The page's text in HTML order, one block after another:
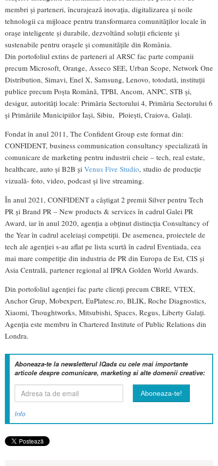
membri şi parteneri, încurajează inovaţia, digitalizarea şi noile
tehnologii ca mijloace pentru transformarea comunităţilor locale în
oraşe inteligente şi durabile, dezvoltând soluţii eficiente şi
sustenabile pentru oraşele şi comunităţile din România.
Din portofoliul extins de parteneri al ARSC fac parte companii
precum Microsoft, Orange, Asseco SEE, Urban Scope, Network One
Distribution, Simavi, Enel X, Samsung, Lenovo, totodată, instituții
publice precum Poșta Română, TPBI, Ancom, ANPC, STB și,
desigur, autorități locale: Primăria Sectorului 4, Primăria Sectorului 6
și Primăriile Municipiilor Iași, Sibiu, Ploiești, Craiova, Galați.
Fondat în anul 2011, The Confident Group este format din:
CONFIDENT, business communication consultancy specializată în
comunicare de marketing pentru industrii cheie – tech, real estate,
healthcare, auto și B2B și Venus Five Studio, studio de producție
vizuală- foto, video, podcast și live streaming.
În anul 2021, CONFIDENT a câștigat 2 premii Silver pentru Tech
PR și Brand PR – New products & services în cadrul Galei PR
Award, iar în anul 2020, agenția a obținut distincția Consultancy of
the Year în cadrul aceleiași competiții. De asemenea, proiectele de
tech ale agenției s-au aflat pe lista scurtă în cadrul Eventiada, cea
mai mare competiție din industria de PR din Europa de Est, CIS și
Asia Centrală, partener regional al IPRA Golden World Awards.
Din portofoliul agenției fac parte clienți precum CBRE, VTEX,
Anchor Grup, Mobexpert, EuPlatesc.ro, BLIK, Roche Diagnostics,
Xiaomi, Thoughtworks, Mitsubishi, Spaces, Regus, Liberty Galați.
Agenția este membru în Chartered Institute of Public Relations din
Londra.
Aboneaza-te la newsletterul IQads cu cele mai importante
articole despre comunicare, marketing si alte domenii creative:
Info